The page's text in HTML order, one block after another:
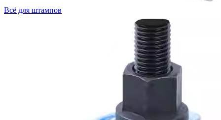
Всё для штампов